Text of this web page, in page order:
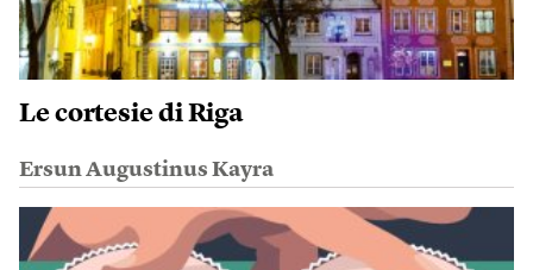
Le cortesie di Riga
Ersun Augustinus Kayra